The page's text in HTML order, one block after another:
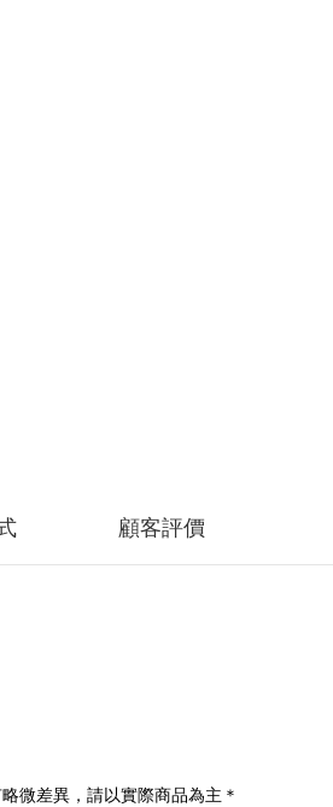
顧客評價
微差異，請以實際商品為主＊